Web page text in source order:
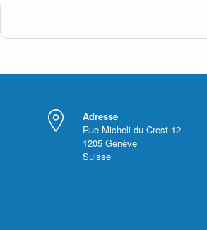
Adresse
Rue Micheli-du-Crest 12
1205 Genève
Suisse